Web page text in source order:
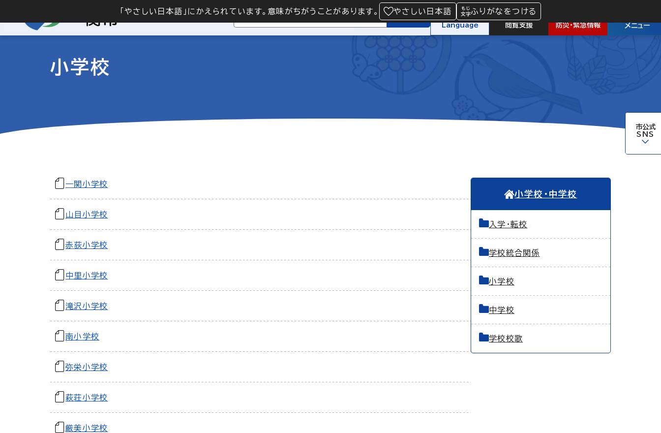
「やさしい日本語」にかえられています。意味がちがうことがあります。 やさしい日本語 ふりがなをつける
検索
Language 閲覧支援 防災・緊急情報 メニュー
市公式
SNS
小学校
一関小学校
山目小学校
赤荻小学校
中里小学校
滝沢小学校
南小学校
弥栄小学校
萩荘小学校
厳美小学校
小学校・中学校
入学・転校
学校統合関係
小学校
中学校
学校校歌